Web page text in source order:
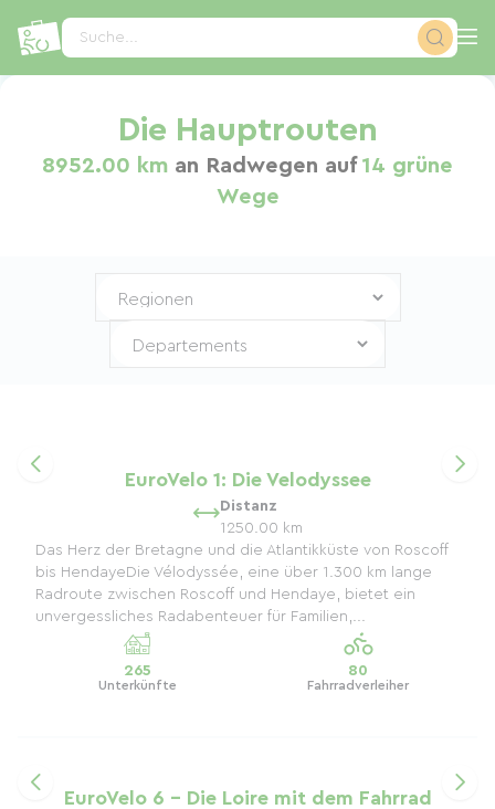
Suche...
Die Hauptrouten
8952.00 km an Radwegen auf 14 grüne
Wege
EuroVelo 1: Die Velodyssee
Distanz
1250.00 km
Das Herz der Bretagne und die Atlantikküste von Roscoff
bis HendayeDie Vélodyssée, eine über 1.300 km lange
Radroute zwischen Roscoff und Hendaye, bietet ein
unvergessliches Radabenteuer für Familien,...
265
Unterkünfte
80
Fahrradverleiher
EuroVelo 6 – Die Loire mit dem Fahrrad
Cookie-Einstellungen